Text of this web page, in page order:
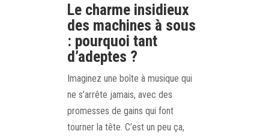
Le charme insidieux
des machines à sous
: pourquoi tant
d’adeptes ?
Imaginez une boîte à musique qui
ne s’arrête jamais, avec des
promesses de gains qui font
tourner la tête. C’est un peu ça,